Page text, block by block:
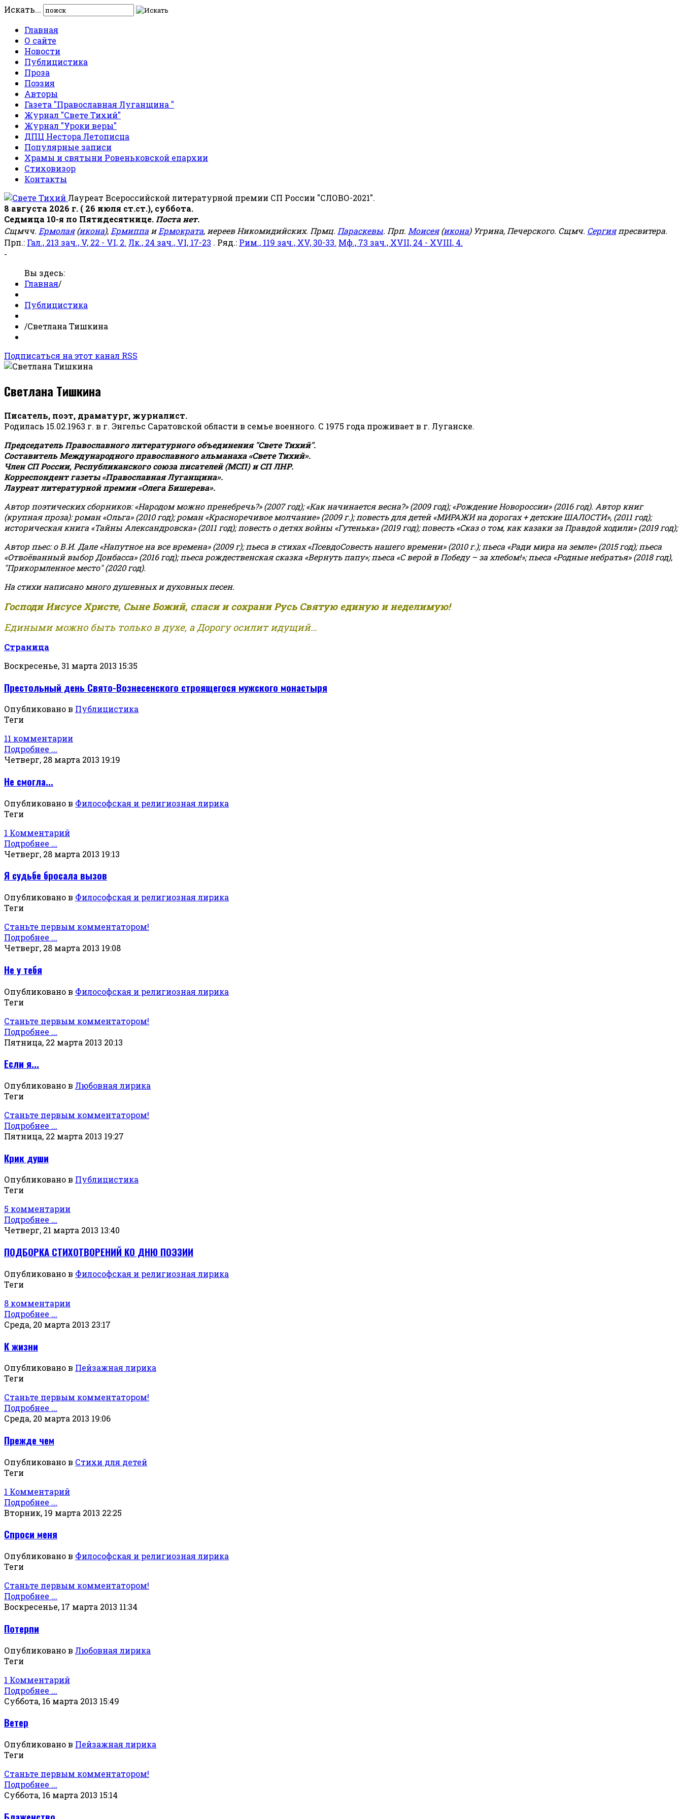
Искать...
Главная
О сайте
Новости
Публицистика
Проза
Поэзия
Авторы
Газета "Православная Луганщина "
Журнал "Свете Тихий"
Журнал "Уроки веры"
ДПЦ Нестора Летописца
Популярные записи
Храмы и святыни Ровеньковской епархии
Стиховизор
Контакты
Лауреат Всероссийской литературной премии СП России "СЛОВО-2021".
8 августа 2026 г. ( 26 июля ст.ст.), суббота.
Седмица 10-я по Пятидесятнице. Поста нет.
Сщмчч. Ермолая(икона), Ермиппа иЕрмократа, иереев Никомидийских. Прмц. Параскевы. Прп. Моисея(икона) Угрина, Печерского. Сщмч. Сергияпресвитера.
Прп.: Гал., 213 зач., V, 22 - VI, 2. Лк., 24 зач., VI, 17-23 . Ряд.: Рим., 119 зач., XV, 30-33. Мф., 73 зач., XVII, 24 - XVIII, 4.
-
Вы здесь:
Главная/
Публицистика
/Светлана Тишкина
Подписаться на этот канал RSS
Светлана Тишкина
Писатель, поэт, драматург, журналист.
Родилась 15.02.1963 г. в г. Энгельс Саратовской области в семье военного. С 1975 года проживает в г. Луганске.
Председатель Православного литературного объединения "Свете Тихий".
Составитель Международного православного альманаха «Свете Тихий».
Член СП России, Республиканского союза писателей (МСП) и СП ЛНР.
Корреспондент газеты «Православная Луганщина».
Лауреат литературной премии «Олега Бишерева».
Автор поэтических сборников: «Народом можно пренебречь?» (2007 год); «Как начинается весна?» (2009 год); «Рождение Новороссии» (2016 год). Автор книг
(крупная проза): роман «Ольга» (2010 год); роман «Красноречивое молчание» (2009 г.); повесть для детей «МИРАЖИ на дорогах + детские ШАЛОСТИ», (2011 год);
историческая книга «Тайны Александровска» (2011 год); повесть о детях войны «Гутенька» (2019 год); повесть «Сказ о том, как казаки за Правдой ходили» (2019 год);
Автор пьес: о В.И. Дале «Напутное на все времена» (2009 г); пьеса в стихах «ПсевдоСовесть нашего времени» (2010 г.); пьеса «Ради мира на земле» (2015 год); пьеса
«Отвоёванный выбор Донбасса» (2016 год); пьеса рождественская сказка «Вернуть папу»; пьеса «С верой в Победу – за хлебом!»;пьеса «Родные небратья» (2018 год),
"Прикормленное место" (2020 год).
На стихи написано много душевных и духовных песен.
Господи Иисусе Христе, Сыне Божий, спаси и сохрани Русь Святую единую и неделимую!
Едиными можно быть только в духе, а Дорогу осилит идущий...
Страница
Воскресенье, 31 марта 2013 15:35
Престольный день Свято-Вознесенского строящегося мужского монастыря
Опубликовано в Публицистика
Теги
11 комментарии
Подробнее ...
Четверг, 28 марта 2013 19:19
Не смогла...
Опубликовано в Философская и религиозная лирика
Теги
1 Комментарий
Подробнее ...
Четверг, 28 марта 2013 19:13
Я судьбе бросала вызов
Опубликовано в Философская и религиозная лирика
Теги
Станьте первым комментатором!
Подробнее ...
Четверг, 28 марта 2013 19:08
Не у тебя
Опубликовано в Философская и религиозная лирика
Теги
Станьте первым комментатором!
Подробнее ...
Пятница, 22 марта 2013 20:13
Если я...
Опубликовано в Любовная лирика
Теги
Станьте первым комментатором!
Подробнее ...
Пятница, 22 марта 2013 19:27
Крик души
Опубликовано в Публицистика
Теги
5 комментарии
Подробнее ...
Четверг, 21 марта 2013 13:40
ПОДБОРКА СТИХОТВОРЕНИЙ КО ДНЮ ПОЭЗИИ
Опубликовано в Философская и религиозная лирика
Теги
8 комментарии
Подробнее ...
Среда, 20 марта 2013 23:17
К жизни
Опубликовано в Пейзажная лирика
Теги
Станьте первым комментатором!
Подробнее ...
Среда, 20 марта 2013 19:06
Прежде чем
Опубликовано в Стихи для детей
Теги
1 Комментарий
Подробнее ...
Вторник, 19 марта 2013 22:25
Спроси меня
Опубликовано в Философская и религиозная лирика
Теги
Станьте первым комментатором!
Подробнее ...
Воскресенье, 17 марта 2013 11:34
Потерпи
Опубликовано в Любовная лирика
Теги
1 Комментарий
Подробнее ...
Суббота, 16 марта 2013 15:49
Ветер
Опубликовано в Пейзажная лирика
Теги
Станьте первым комментатором!
Подробнее ...
Суббота, 16 марта 2013 15:14